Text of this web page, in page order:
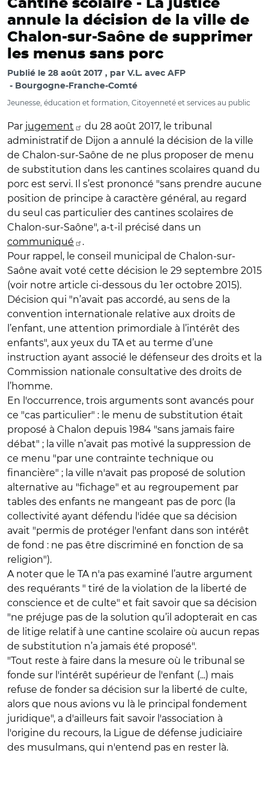
Cantine scolaire - La justice
annule la décision de la ville de
Chalon-sur-Saône de supprimer
les menus sans porc
Publié le 28 août 2017 par V.L. avec AFP
Bourgogne-Franche-Comté
Jeunesse, éducation et formation, Citoyenneté et services au public
Par jugement
du 28 août 2017, le tribunal
administratif de Dijon a annulé la décision de la ville
de Chalon-sur-Saône de ne plus proposer de menu
de substitution dans les cantines scolaires quand du
porc est servi. Il s’est prononcé "sans prendre aucune
position de principe à caractère général, au regard
du seul cas particulier des cantines scolaires de
Chalon-sur-Saône", a-t-il précisé dans un
communiqué
.
Pour rappel, le conseil municipal de Chalon-sur-
Saône avait voté cette décision le 29 septembre 2015
(voir notre article ci-dessous du 1er octobre 2015).
Décision qui "n’avait pas accordé, au sens de la
convention internationale relative aux droits de
l’enfant, une attention primordiale à l’intérêt des
enfants", aux yeux du TA et au terme d’une
instruction ayant associé le défenseur des droits et la
Commission nationale consultative des droits de
l’homme.
En l'occurrence, trois arguments sont avancés pour
ce "cas particulier" : le menu de substitution était
proposé à Chalon depuis 1984 "sans jamais faire
débat" ; la ville n’avait pas motivé la suppression de
ce menu "par une contrainte technique ou
financière" ; la ville n'avait pas proposé de solution
alternative au "fichage" et au regroupement par
tables des enfants ne mangeant pas de porc (la
collectivité ayant défendu l'idée que sa décision
avait "permis de protéger l'enfant dans son intérêt
de fond : ne pas être discriminé en fonction de sa
religion").
A noter que le TA n'a pas examiné l’autre argument
des requérants " tiré de la violation de la liberté de
conscience et de culte" et fait savoir que sa décision
"ne préjuge pas de la solution qu’il adopterait en cas
de litige relatif à une cantine scolaire où aucun repas
de substitution n’a jamais été proposé".
"Tout reste à faire dans la mesure où le tribunal se
fonde sur l'intérêt supérieur de l'enfant (...) mais
refuse de fonder sa décision sur la liberté de culte,
alors que nous avions vu là le principal fondement
juridique", a d'ailleurs fait savoir l'association à
l'origine du recours, la Ligue de défense judiciaire
des musulmans, qui n'entend pas en rester là.